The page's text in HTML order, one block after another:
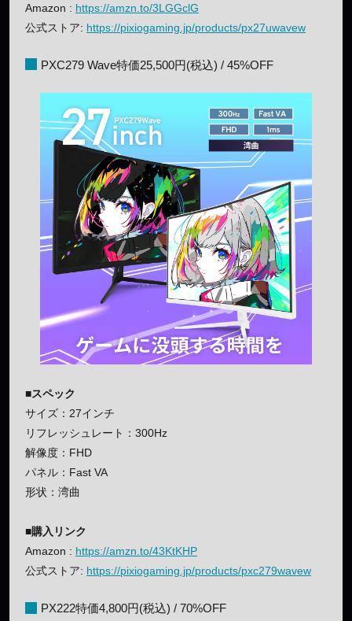
Amazon : https://amzn.to/3LGGclG
公式ストア: https://pixiogaming.jp/products/px27uwavew
PXC279 Wave特価25,500円(税込) / 45%OFF
■スペック
サイズ：27インチ
リフレッシュレート：300Hz
解像度：FHD
パネル：Fast VA
形状：湾曲
■購入リンク
Amazon : https://amzn.to/43KtKHP
公式ストア: https://pixiogaming.jp/products/pxc279wavew
PX222特価4,800円(税込) / 70%OFF